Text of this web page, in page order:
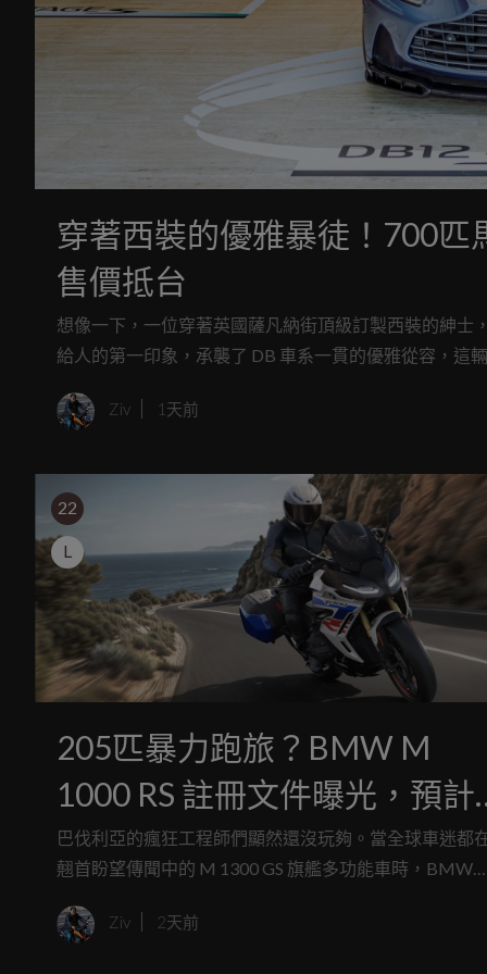
穿著西裝的優雅暴徒！700匹
售價抵台
想像一下，一位穿著英國薩凡納街頂級訂製西裝的紳士
給人的第一印象，承襲了 DB 車系一貫的優雅從容，這
Ziv 1天前
22
L
205匹暴力跑旅？BMW M
1000 RS 註冊文件曝光，預計
2027 年登場！
巴伐利亞的瘋狂工程師們顯然還沒玩夠。當全球車迷都
翹首盼望傳聞中的 M 1300 GS 旗艦多功能車時，BMW
賁張的性能猛獸。如果你覺得現行的 M 家族還少了一點
Ziv 2天前